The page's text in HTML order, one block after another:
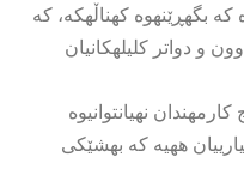
بگهڕێنهوه كهناڵهكه، كه
و دواتر كلیلهكانیان
نهیانتوانیوه
ههیه كه بهشێكی